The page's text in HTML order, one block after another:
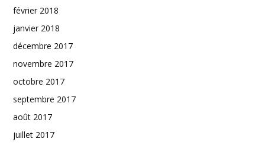
février 2018
janvier 2018
décembre 2017
novembre 2017
octobre 2017
septembre 2017
août 2017
juillet 2017